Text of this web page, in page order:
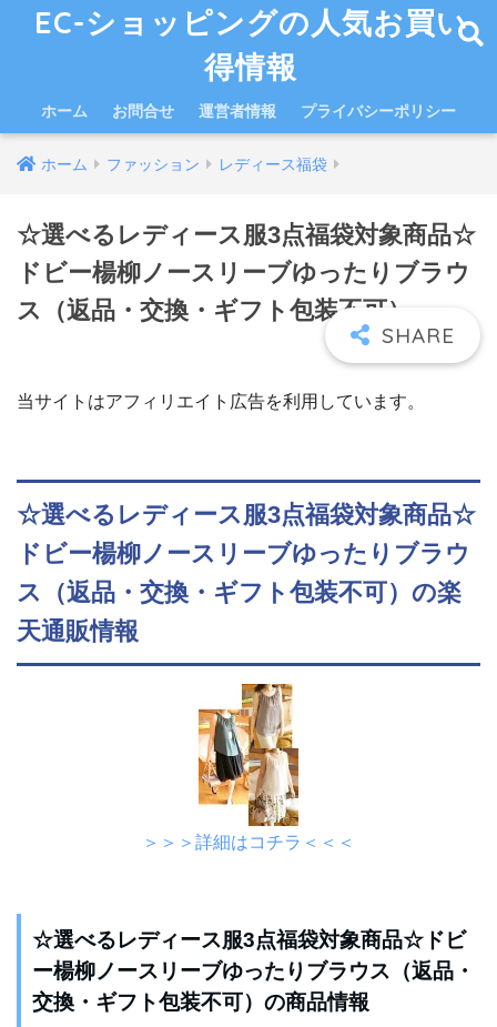
EC-ショッピングの人気お買い
得情報
ホーム お問合せ 運営者情報 プライバシーポリシー
ホーム ファッション レディース福袋
☆選べるレディース服3点福袋対象商品☆
ドビー楊柳ノースリーブゆったりブラウ
ス（返品・交換・ギフト包装不可）
当サイトはアフィリエイト広告を利用しています。
☆選べるレディース服3点福袋対象商品☆
ドビー楊柳ノースリーブゆったりブラウ
ス（返品・交換・ギフト包装不可）の楽
天通販情報
＞＞＞詳細はコチラ＜＜＜
☆選べるレディース服3点福袋対象商品☆ドビ
ー楊柳ノースリーブゆったりブラウス（返品・
交換・ギフト包装不可）の商品情報